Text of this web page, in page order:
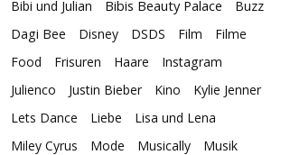
Bibi und Julian
Bibis Beauty Palace
Buzz
Dagi Bee
Disney DSDS Film
Filme
Food
Frisuren Haare
Instagram
Julienco
Justin Bieber Kino
Kylie Jenner
Lets Dance
Liebe
Lisa und Lena
Miley Cyrus
Mode Musically
Musik